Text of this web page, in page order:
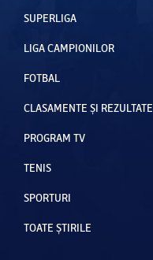
SUPERLIGA
LIGA CAMPIONILOR
FOTBAL
CLASAMENTE ȘI REZULTATE
PROGRAM TV
TENIS
SPORTURI
TOATE ȘTIRILE